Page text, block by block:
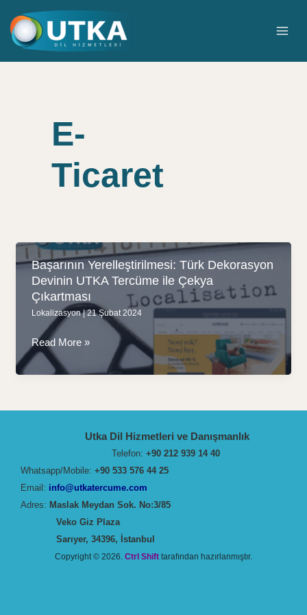
atla
E-
Ticaret
Başarının Yerelleştirilmesi: Türk Dekorasyon
Devinin UTKA Tercüme ile Çekya
Çıkartması
Lokalizasyon|21 Şubat 2024
Başarının
Yerelleştirilmesi:
Türk
Çekya
Çıkartması
Read More »
Utka Dil Hizmetleri ve Danışmanlık
Telefon: +90 212 939 14 40
Whatsapp/Mobile: +90 533 576 44 25
Email: info@utkatercume.com
Adres: Maslak Meydan Sok. No:3/85
Veko Giz Plaza
Sarıyer, 34396, İstanbul
Copyright © 2026. Ctrl Shift tarafından hazırlanmıştır.